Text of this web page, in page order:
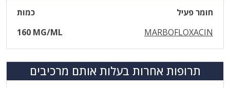
חומר פעיל
כמות
MARBOFLOXACIN
160 MG/ML
תרופות אחרות בעלות אותם מרכיבים